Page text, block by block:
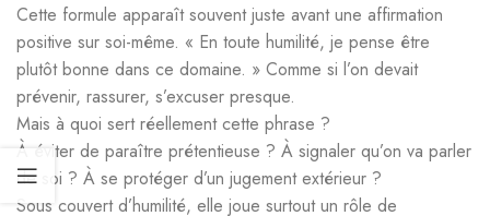
Cette formule apparaît souvent juste avant une affirmation
positive sur soi-même. « En toute humilité, je pense être
plutôt bonne dans ce domaine. » Comme si l’on devait
prévenir, rassurer, s’excuser presque.
Mais à quoi sert réellement cette phrase ?
À éviter de paraître prétentieuse ? À signaler qu’on va parler
de soi ? À se protéger d’un jugement extérieur ?
Sous couvert d’humilité, elle joue surtout un rôle de